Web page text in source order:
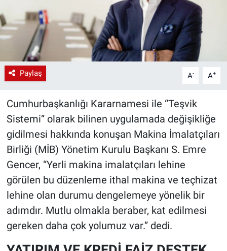
Paylaş A- A+
Cumhurbaşkanlığı Kararnamesi ile “Teşvik
Sistemi” olarak bilinen uygulamada değişikliğe
gidilmesi hakkında konuşan Makina İmalatçıları
Birliği (MİB) Yönetim Kurulu Başkanı S. Emre
Gencer, “Yerli makina imalatçıları lehine
görülen bu düzenleme ithal makina ve teçhizat
lehine olan durumu dengelemeye yönelik bir
adımdır. Mutlu olmakla beraber, kat edilmesi
gereken daha çok yolumuz var.” dedi.